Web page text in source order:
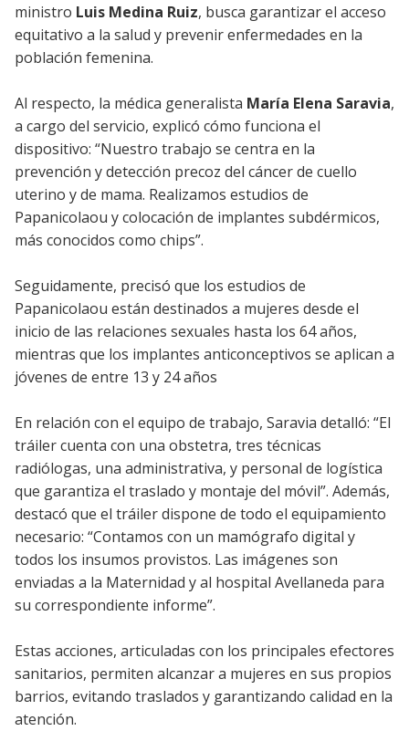
ministro Luis Medina Ruiz, busca garantizar el acceso
equitativo a la salud y prevenir enfermedades en la
población femenina.
Al respecto, la médica generalista María Elena Saravia,
a cargo del servicio, explicó cómo funciona el
dispositivo: “Nuestro trabajo se centra en la
prevención y detección precoz del cáncer de cuello
uterino y de mama. Realizamos estudios de
Papanicolaou y colocación de implantes subdérmicos,
más conocidos como chips”.
Seguidamente, precisó que los estudios de
Papanicolaou están destinados a mujeres desde el
inicio de las relaciones sexuales hasta los 64 años,
mientras que los implantes anticonceptivos se aplican a
jóvenes de entre 13 y 24 años
En relación con el equipo de trabajo, Saravia detalló: “El
tráiler cuenta con una obstetra, tres técnicas
radiólogas, una administrativa, y personal de logística
que garantiza el traslado y montaje del móvil”. Además,
destacó que el tráiler dispone de todo el equipamiento
necesario: “Contamos con un mamógrafo digital y
todos los insumos provistos. Las imágenes son
enviadas a la Maternidad y al hospital Avellaneda para
su correspondiente informe”.
Estas acciones, articuladas con los principales efectores
sanitarios, permiten alcanzar a mujeres en sus propios
barrios, evitando traslados y garantizando calidad en la
atención.